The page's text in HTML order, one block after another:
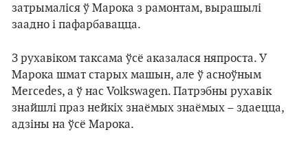
затрымаліся ў Марока з рамонтам, вырашылі
заадно і пафарбавацца.
З рухавіком таксама ўсё аказалася няпроста. У
Марока шмат старых машын, але ў асноўным
Mercedes, а ў нас Volkswagen. Патрэбны рухавік
знайшлі праз нейкіх знаёмых знаёмых – здаецца,
адзіны на ўсё Марока.